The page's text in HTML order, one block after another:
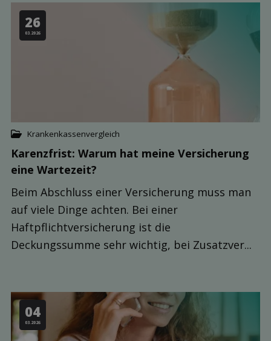
26
03.2026
Krankenkassenvergleich
Karenzfrist: Warum hat meine Ver­sicherung
eine Warte­zeit?
Beim Abschluss einer Versicherung muss man
auf viele Dinge achten. Bei einer
Haftpflichtversicherung ist die
Deckungssumme sehr wichtig, bei Zusatzver...
04
03.2026